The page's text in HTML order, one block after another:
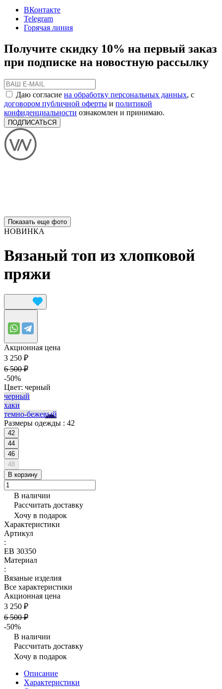
ВКонтакте
Telegram
Горячая линия
Получите скидку 10% на первый заказ
при подписке на новостную рассылку
Даю согласие на обработку персональных данных, с
договором публичной оферты и политикой
конфиденциальности ознакомлен и принимаю.
ПОДПИСАТЬСЯ
Показать еще фото
НОВИНКА
Вязаный топ из хлопковой
пряжи
Акционная цена
3 250 ₽
6 500 ₽
-50%
Цвет: черный
черный
хаки
темно-бежевый
Размеры одежды : 42
42
44
46
48
В корзину
В наличии
Рассчитать доставку
Хочу в подарок
Характеристики
Артикул
:
ЕВ 30350
Материал
:
Вязаные изделия
Все характеристики
Акционная цена
3 250 ₽
6 500 ₽
-50%
В наличии
Рассчитать доставку
Хочу в подарок
Описание
Характеристики